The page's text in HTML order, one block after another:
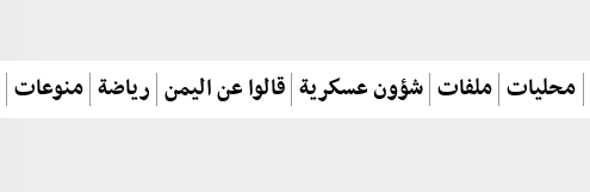
محليات ملفات شؤون عسكرية قالوا عن اليمن رياضة منوعات